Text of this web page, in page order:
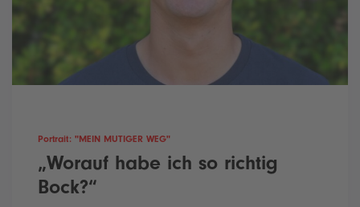
Portrait: "MEIN MUTIGER WEG"
„Worauf habe ich so richtig
Bock?“